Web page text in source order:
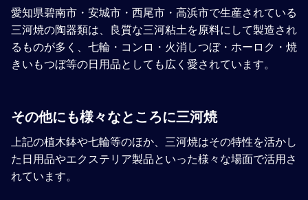
愛知県碧南市・安城市・西尾市・高浜市で生産されている
三河焼の陶器類は、良質な三河粘土を原料にして製造され
るものが多く、七輪・コンロ・火消しつぼ・ホーロク・焼
きいもつぼ等の日用品としても広く愛されています。
その他にも様々なところに三河焼
上記の植木鉢や七輪等のほか、三河焼はその特性を活かし
た日用品やエクステリア製品といった様々な場面で活用さ
れています。